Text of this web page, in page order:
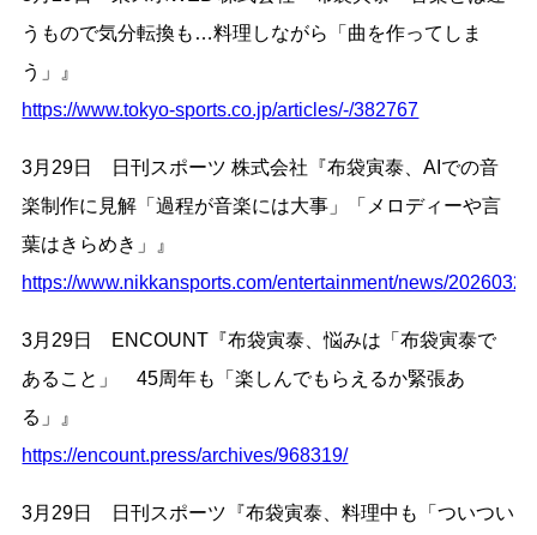
うもので気分転換も…料理しながら「曲を作ってしま
う」』
https://www.tokyo-sports.co.jp/articles/-/382767
3月29日 日刊スポーツ 株式会社『布袋寅泰、AIでの音
楽制作に見解「過程が音楽には大事」「メロディーや言
葉はきらめき」』
https://www.nikkansports.com/entertainment/news/
3月29日 ENCOUNT『布袋寅泰、悩みは「布袋寅泰で
あること」 45周年も「楽しんでもらえるか緊張あ
る」』
https://encount.press/archives/968319/
3月29日 日刊スポーツ『布袋寅泰、料理中も「ついつい